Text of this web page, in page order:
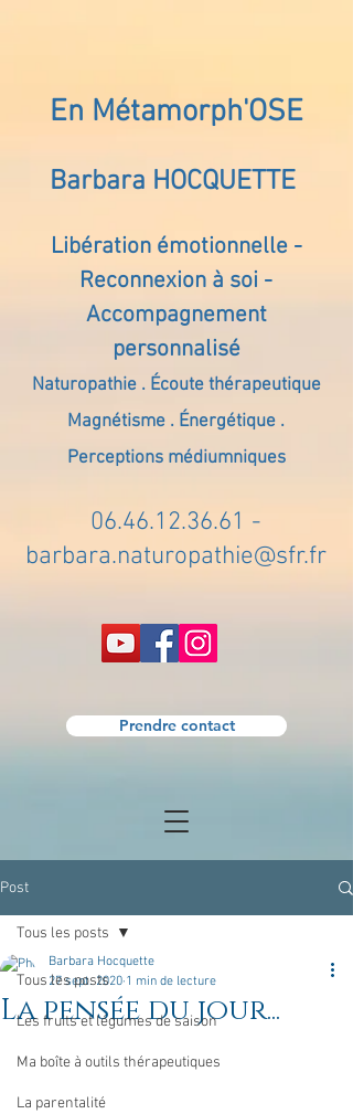
En Métamorph'OSE
Barbara HOCQUETTE
Libération émotionnelle -
Reconnexion à soi -
Accompagnement
personnalisé
Naturopathie . Écoute thérapeutique
Magnétisme . Énergétique .
Perceptions médiumniques
06.46.12.36.61 -
barbara.naturopathie@sfr.fr
Prendre contact
Post
Tous les posts
Les fruits et légumes de saison
Ma boîte à outils thérapeutiques
La parentalité
Tous les posts
La pensée du jour...
Barbara Hocquette
27 sept. 2020 1 min de lecture